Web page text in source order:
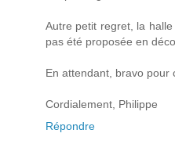
Autre petit regret, la
pas été proposée en
En attendant, bravo pour
Cordialement, Philippe
Répondre